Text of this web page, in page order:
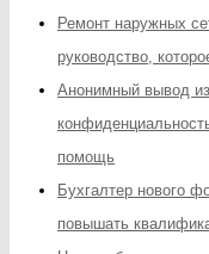
Ремонт наружных
руководство,
Анонимный вывод из
помощь
Бухгалтер нового
повышать